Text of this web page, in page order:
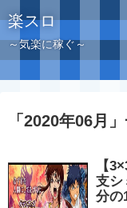
楽スロ
～気楽に稼ぐ～
「 2020年06月 」
【
支シ
分の